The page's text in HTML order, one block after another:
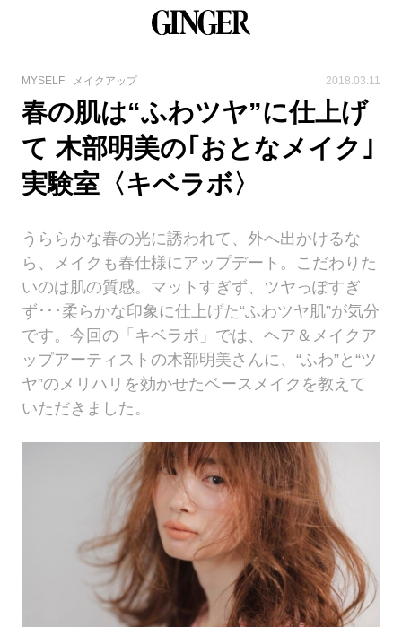
MYSELF メイクアップ 2018.03.11
春の肌は“ふわツヤ”に仕上げ
て 木部明美の｢おとなメイク｣
実験室〈キベラボ〉
うららかな春の光に誘われて、外へ出かけるな
ら、メイクも春仕様にアップデート。こだわりた
いのは肌の質感。マットすぎず、ツヤっぽすぎ
ず･･･柔らかな印象に仕上げた“ふわツヤ肌”が気分
です。今回の「キベラボ」では、ヘア＆メイクア
ップアーティストの木部明美さんに、“ふわ”と“ツ
ヤ”のメリハリを効かせたベースメイクを教えて
いただきました。